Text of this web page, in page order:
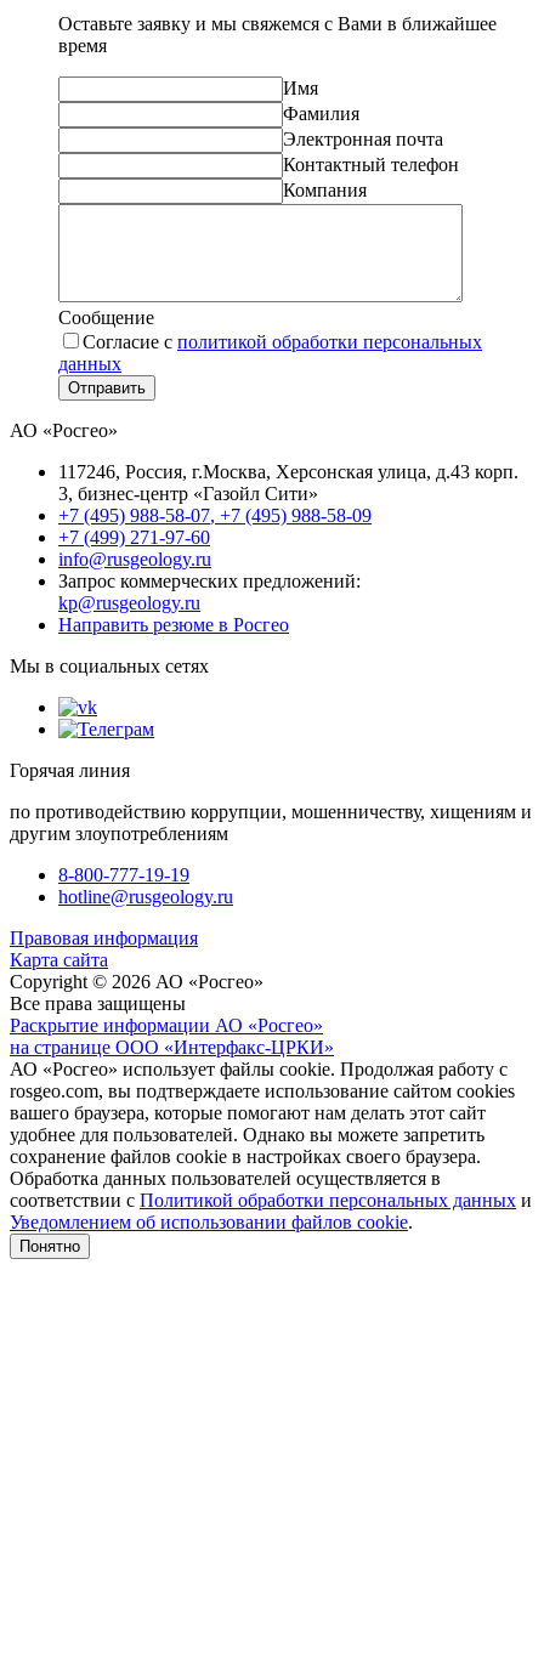
Оставьте заявку и мы свяжемся с Вами в ближайшее
время
Имя
Фамилия
Электронная почта
Контактный телефон
Компания
Сообщение
Согласие с политикой обработки персональных
данных
Отправить
АО «Росгео»
117246, Россия, г.Москва, Херсонская улица, д.43 корп.
3, бизнес-центр «Газойл Сити»
+7 (495) 988-58-07, +7 (495) 988-58-09
+7 (499) 271-97-60
info@rusgeology.ru
Запрос коммерческих предложений:
kp@rusgeology.ru
Направить резюме в Росгео
Мы в социальных сетях
Горячая линия
по противодействию коррупции, мошенничеству, хищениям и
другим злоупотреблениям
8-800-777-19-19
hotline@rusgeology.ru
Правовая информация
Карта сайта
Copyright © 2026 АО «Росгео»
Все права защищены
Раскрытие информации АО «Росгео»
на странице ООО «Интерфакс-ЦРКИ»
АО «Росгео» использует файлы cookie. Продолжая работу с
rosgeo.com, вы подтверждаете использование сайтом cookies
вашего браузера, которые помогают нам делать этот сайт
удобнее для пользователей. Однако вы можете запретить
сохранение файлов cookie в настройках своего браузера.
Обработка данных пользователей осуществляется в
соответствии с Политикой обработки персональных данных и
Уведомлением об использовании файлов cookie.
Понятно